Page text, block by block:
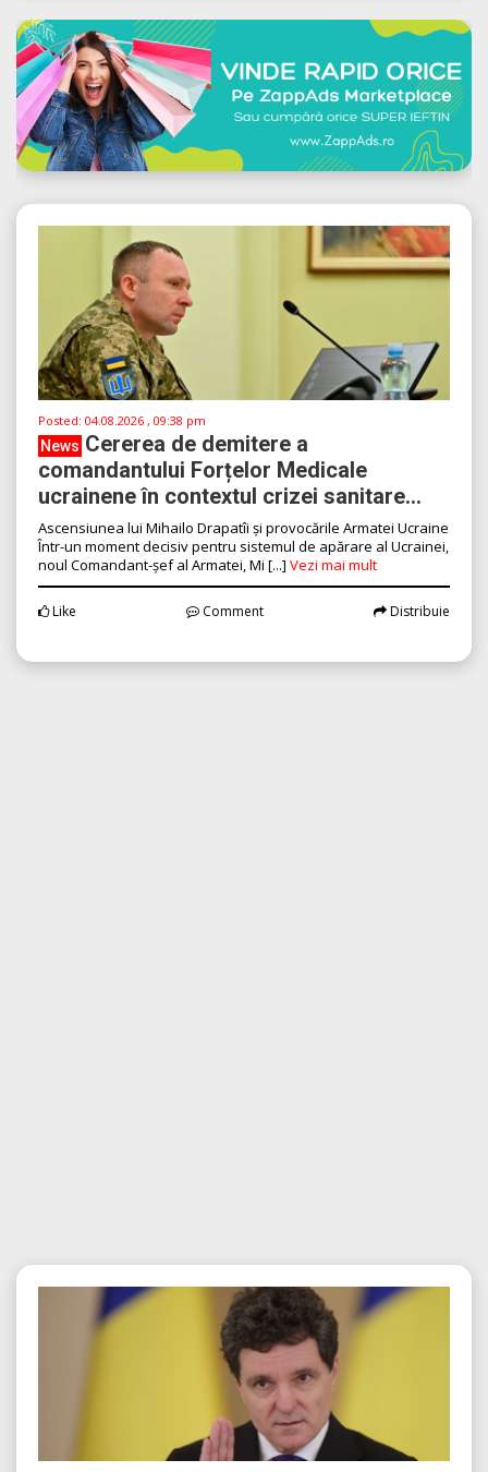
Posted: 04.08.2026 , 09:38 pm
News Cererea de demitere a
comandantului Forțelor Medicale
ucrainene în contextul crizei sanitare...
Ascensiunea lui Mihailo Drapatîi și provocările Armatei Ucraine
Într-un moment decisiv pentru sistemul de apărare al Ucrainei,
noul Comandant-șef al Armatei, Mi [...] Vezi mai mult
Like Comment Distribuie